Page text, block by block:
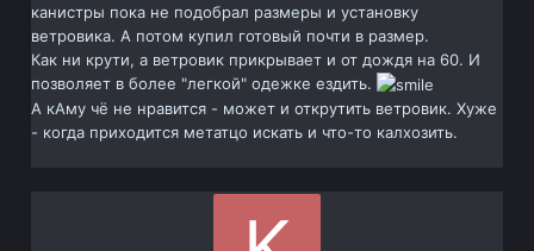
канистры пока не подобрал размеры и установку
ветровика. А потом купил готовый почти в размер.
Как ни крути, а ветровик прикрывает и от дождя на 60. И
позволяет в более "легкой" одежке ездить.
А кАму чё не нравится - может и открутить ветровик. Хуже
- когда приходится метатцо искать и что-то калхозить.